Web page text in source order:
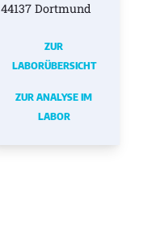
44137 Dortmund
ZUR
LABORÜBERSICHT
ZUR ANALYSE IM
LABOR